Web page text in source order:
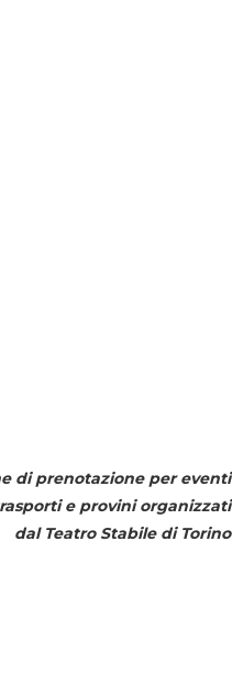
di prenotazione per eventi
e provini organizzati
dal Teatro Stabile di Torino